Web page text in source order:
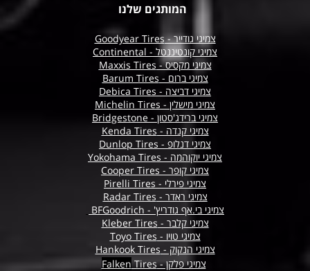
המותגים שלנו
צמיגי גודייר - Goodyear Tires
צמיגי קונטיננטל - Continental
צמיגי מקסיס - Maxxis Tires
צמיגי ברום - Barum Tires
צמיגי דביצה - Debica Tires
צמיגי מישלין - Michelin Tires
צמיגי ברידג'סטון - Bridgestone
צמיגי קנדה - Kenda Tires
צמיגי דנלופ - Dunlop Tires
צמיגי יוקוהמה - Yokohama Tires
צמיגי קופר - Cooper Tires
צמיגי פירלי - Pirelli Tires
צמיגי ראדר - Radar Tires
צמיגי בי.אף גודריץ' - BFGoodrich
צמיגי קלבר - Kleber Tires
צמיגי טויו - Toyo Tires
צמיגי הנקוק - Hankook Tires
צמיגי פלקן -
FalkenTires